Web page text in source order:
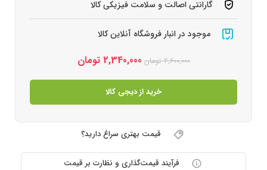
گارانتی اصالت و سلامت فیزیکی کالا
موجود در انبار فروشگاه آنلاین کالا
2,600,000 تومان 2,340,000 تومان
خرید از دیجی کالا
قیمت بهتری سراغ دارید؟
فرآیند قیمت‌گذاری و نظارت بر قیمت